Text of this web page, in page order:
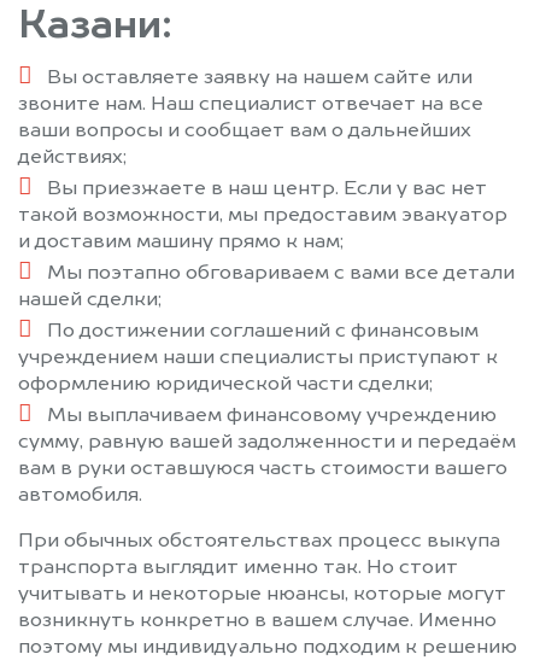
Казани:
Вы оставляете заявку на нашем сайте или
звоните нам. Наш специалист отвечает на все
ваши вопросы и сообщает вам о дальнейших
действиях;
Вы приезжаете в наш центр. Если у вас нет
такой возможности, мы предоставим эвакуатор
и доставим машину прямо к нам;
Мы поэтапно обговариваем с вами все детали
нашей сделки;
По достижении соглашений с финансовым
учреждением наши специалисты приступают к
оформлению юридической части сделки;
Мы выплачиваем финансовому учреждению
сумму, равную вашей задолженности и передаём
вам в руки оставшуюся часть стоимости вашего
автомобиля.
При обычных обстоятельствах процесс выкупа
транспорта выглядит именно так. Но стоит
учитывать и некоторые нюансы, которые могут
возникнуть конкретно в вашем случае. Именно
поэтому мы индивидуально подходим к решению